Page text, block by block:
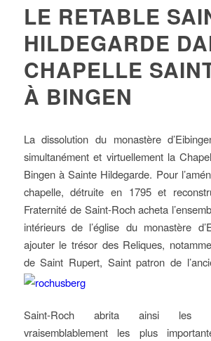
LE RETABLE
HILDEGARDE
CHAPELLE
À BINGEN
La dissolution du monastère
simultanément et virtuellement la
Bingen à Sainte Hildegarde. Pour
chapelle, détruite en 1795 et
Fraternité de Saint-Roch acheta
intérieurs de l’église du monastère
ajouter le trésor des Reliques,
de Saint Rupert, Saint patron de
Saint-Roch abrita ainsi les
vraisemblablement les plus